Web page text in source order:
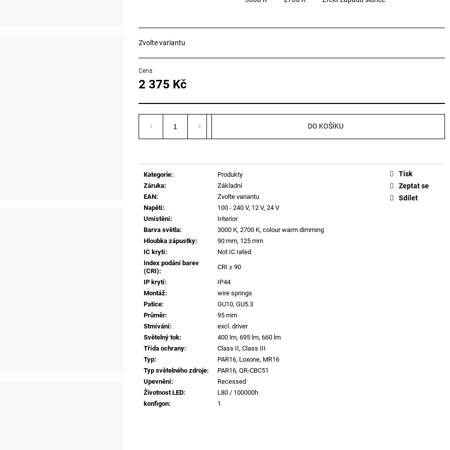
Zvolte variantu
2 375 Kč
cena:
DO KOŠÍKU
Kategorie:
Produkty
Záruka:
Základní
EAN:
Zvolte variantu
Napětí:
100 - 240 V, 12 V, 24 V
Umístění:
Interior
Barva světla:
3000 K, 2700 K, colour warm dimming
Hloubka zápustky:
90 mm, 125 mm
IC krytí:
Not IC rated
Index podání barev
(CRI):
CRI ≥ 90
IP krytí:
IP44
Montáž:
wire springs
Patice:
GU10, GU5.3
Průměr:
95 mm
Stmívání:
excl. driver
Světelný tok:
400 lm, 695 lm, 660 lm
Třída ochrany:
Class II, Class III
Typ:
PAR16, Loxone, MR16
Typ světelného zdroje:
PAR16, QR-CBC51
Upevnění:
Recessed
Životnost LED:
L80 / 100000h
konfigon: 1
Tisk
Zeptat se
Sdílet